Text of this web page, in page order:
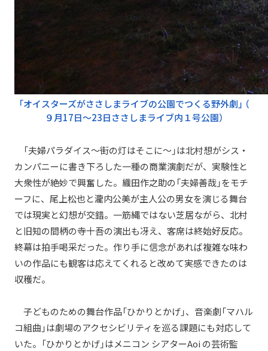
「オイスターズがささしまライブの公園でつくる野外劇」 （
９月17日～23日ささしまライブ内１号公園）
「夫婦パラダイス～街の灯はそこに～」は北村想がシス・
カンパニーに書き下ろした一種の商業演劇だが、実験性と
大衆性が絶妙で興奮した。織田作之助の「夫婦善哉」をモチ
ーフに、尾上松也と瀧内公美が主人公の男女を演じる舞台
では現実と幻想が交錯。一筋縄ではない芝居ながら、北村
と旧知の間柄の寺十吾の演出も冴え、客席は終始好反応。
終幕は拍手喝采だった。作り手に信念があれば複雑な味わ
いの作品にも観客は応えてくれると改めて実感できたのは
収穫だ。
子どものための舞台作品「ひかりとかげ」、音楽劇「マハル
コ組曲」は劇場のアクセシビリティを巡る課題にも対応して
いた。「ひかりとかげ」はメニコン シアターAoi の芸術監